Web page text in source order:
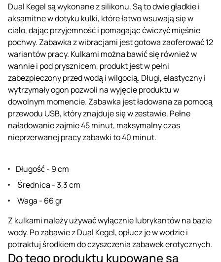
Dual Kegel są wykonane z silikonu. Są to dwie gładkie i
aksamitne w dotyku kulki, które łatwo wsuwają się w
ciało, dając przyjemność i pomagając ćwiczyć mięśnie
pochwy. Zabawka z wibracjami jest gotowa zaoferować 12
wariantów pracy. Kulkami można bawić się również w
wannie i pod prysznicem, produkt jest w pełni
zabezpieczony przed wodą i wilgocią. Długi, elastyczny i
wytrzymały ogon pozwoli na wyjęcie produktu w
dowolnym momencie. Zabawka jest ładowana za pomocą
przewodu USB, który znajduje się w zestawie. Pełne
naładowanie zajmie 45 minut, maksymalny czas
nieprzerwanej pracy zabawki to 40 minut.
Długość - 9 cm
Średnica - 3,3 cm
Waga - 66 gr
Z kulkami należy używać wyłącznie lubrykantów na bazie
wody. Po zabawie z Dual Kegel, opłucz je w wodzie i
potraktuj środkiem do czyszczenia zabawek erotycznych.
Do tego produktu kupowane są